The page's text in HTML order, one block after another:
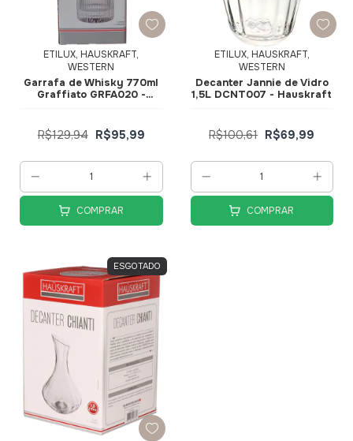
ETILUX, HAUSKRAFT,
WESTERN
Garrafa de Whisky 770ml
Graffiato GRFA020 -
R$129,94 R$95,99
COMPRAR
ETILUX, HAUSKRAFT,
WESTERN
Decanter Jannie de Vidro
1,5L DCNT007 - Hauskraft
R$100,61 R$69,99
COMPRAR
ESGOTADO